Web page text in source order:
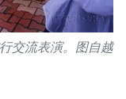
交流表演。图自越